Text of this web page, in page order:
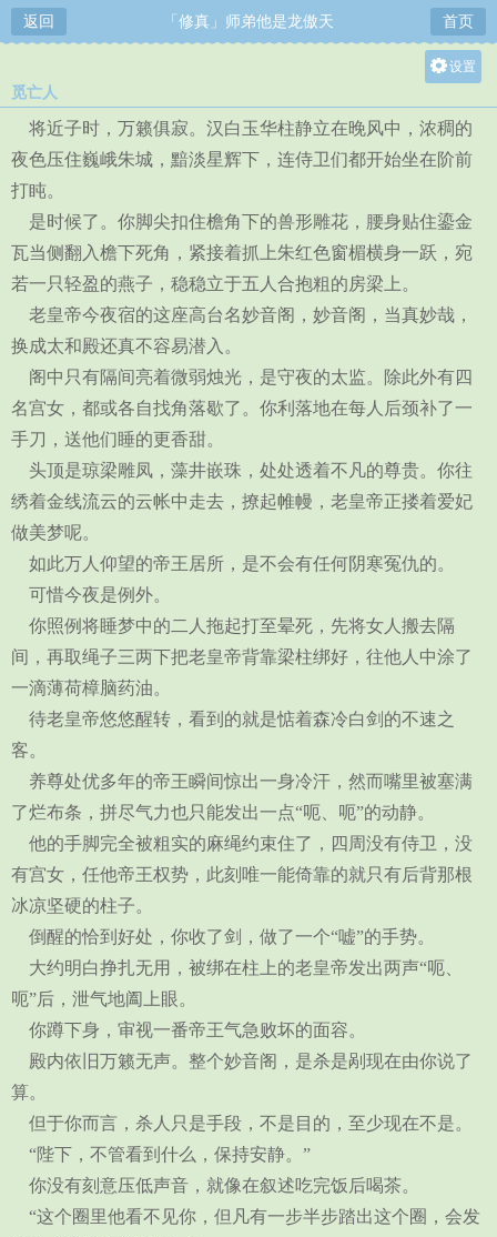
返回 「修真」师弟他是龙傲天 首页
设置
大
中
觅亡人
将近子时，万籁俱寂。汉白玉华柱静立在晚风中，浓稠的
夜色压住巍峨朱城，黯淡星辉下，连侍卫们都开始坐在阶前
打盹。
是时候了。你脚尖扣住檐角下的兽形雕花，腰身贴住鎏金
瓦当侧翻入檐下死角，紧接着抓上朱红色窗楣横身一跃，宛
若一只轻盈的燕子，稳稳立于五人合抱粗的房梁上。
老皇帝今夜宿的这座高台名妙音阁，妙音阁，当真妙哉，
换成太和殿还真不容易潜入。
阁中只有隔间亮着微弱烛光，是守夜的太监。除此外有四
名宫女，都或各自找角落歇了。你利落地在每人后颈补了一
手刀，送他们睡的更香甜。
头顶是琼梁雕凤，藻井嵌珠，处处透着不凡的尊贵。你往
绣着金线流云的云帐中走去，撩起帷幔，老皇帝正搂着爱妃
做美梦呢。
如此万人仰望的帝王居所，是不会有任何阴寒冤仇的。
可惜今夜是例外。
你照例将睡梦中的二人拖起打至晕死，先将女人搬去隔
间，再取绳子三两下把老皇帝背靠梁柱绑好，往他人中涂了
一滴薄荷樟脑药油。
待老皇帝悠悠醒转，看到的就是惦着森冷白剑的不速之
客。
养尊处优多年的帝王瞬间惊出一身冷汗，然而嘴里被塞满
了烂布条，拼尽气力也只能发出一点“呃、呃”的动静。
他的手脚完全被粗实的麻绳约束住了，四周没有侍卫，没
有宫女，任他帝王权势，此刻唯一能倚靠的就只有后背那根
冰凉坚硬的柱子。
倒醒的恰到好处，你收了剑，做了一个“嘘”的手势。
大约明白挣扎无用，被绑在柱上的老皇帝发出两声“呃、
呃”后，泄气地阖上眼。
你蹲下身，审视一番帝王气急败坏的面容。
殿内依旧万籁无声。整个妙音阁，是杀是剐现在由你说了
算。
但于你而言，杀人只是手段，不是目的，至少现在不是。
“陛下，不管看到什么，保持安静。”
你没有刻意压低声音，就像在叙述吃完饭后喝茶。
“这个圈里他看不见你，但凡有一步半步踏出这个圈，会发